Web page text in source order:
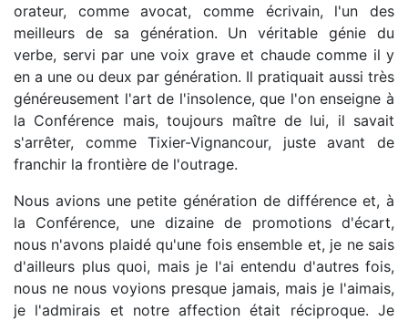
orateur, comme avocat, comme écrivain, l'un des
meilleurs de sa génération. Un véritable génie du
verbe, servi par une voix grave et chaude comme il y
en a une ou deux par génération. Il pratiquait aussi très
généreusement l'art de l'insolence, que l'on enseigne à
la Conférence mais, toujours maître de lui, il savait
s'arrêter, comme Tixier-Vignancour, juste avant de
franchir la frontière de l'outrage.
Nous avions une petite génération de différence et, à
la Conférence, une dizaine de promotions d'écart,
nous n'avons plaidé qu'une fois ensemble et, je ne sais
d'ailleurs plus quoi, mais je l'ai entendu d'autres fois,
nous ne nous voyions presque jamais, mais je l'aimais,
je l'admirais et notre affection était réciproque. Je